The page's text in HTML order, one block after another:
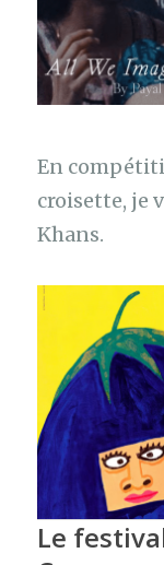
En
croisette, je
Khans.
Le